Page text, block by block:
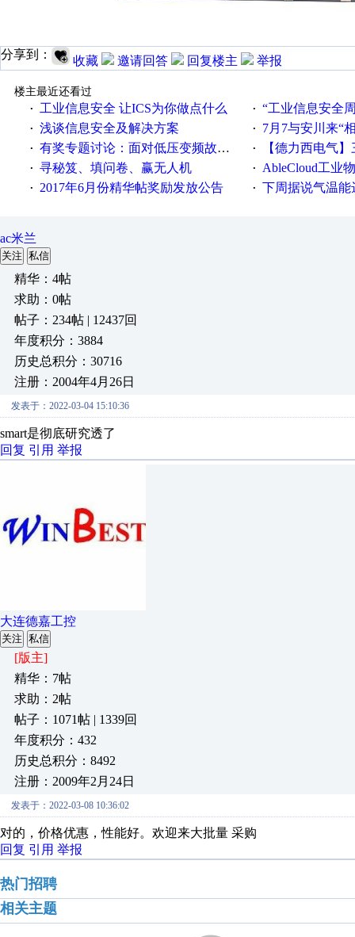
分享到： 收藏 邀请回答 回复楼主 举报
楼主最近还看过
·
工业信息安全 让ICS为你做点什么 · “工业信息安全周之我见”
· 浅谈信息安全及解决方案 · 7月7与安川来“
· 有奖专题讨论：面对低压变频故障，老手是这样解决的！ · 【德力西电气】三
· 寻秘笈、填问卷、赢无人机 · AbleCloud工业物联
· 2017年6月份精华帖奖励发放公告 · 下周据说气温能
ac米兰
关注 私信
精华：4帖
求助：0帖
帖子：234帖 | 12437回
年度积分：3884
历史总积分：30716
注册：2004年4月26日
发表于：2022-03-04 15:10:36
smart是彻底研究透了
回复 引用 举报
大连德嘉工控
关注 私信
[版主]
精华：7帖
求助：2帖
帖子：1071帖 | 1339回
年度积分：432
历史总积分：8492
注册：2009年2月24日
发表于：2022-03-08 10:36:02
对的，价格优惠，性能好。欢迎来大批量 采购
回复 引用 举报
热门招聘
相关主题